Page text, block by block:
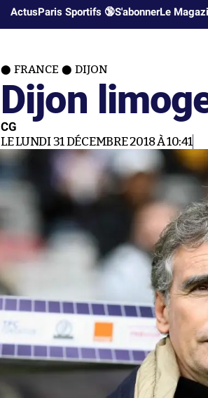
ActusParis Sportifs 🔞S'abonnerLe
FRANCE DIJON
Dijon
CG
LE LUNDI 31 DÉCEMBRE 2018 À 10:41